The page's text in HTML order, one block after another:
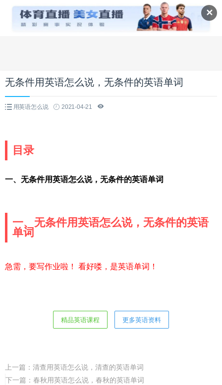
✕
无条件用英语怎么说，无条件的英语单词
用英语怎么说 2021-04-21
目录
一、无条件用英语怎么说，无条件的英语单词
一、无条件用英语怎么说，无条件的英语
单词
急需，要写作业啦！ 看好喽，是英语单词！
精品英语课程 更多英语资料
上一篇： 清查用英语怎么说，清查的英语单词
下一篇： 春秋用英语怎么说，春秋的英语单词